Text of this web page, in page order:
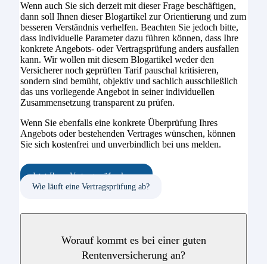
Wenn auch Sie sich derzeit mit dieser Frage beschäftigen,
dann soll Ihnen dieser Blogartikel zur Orientierung und zum
besseren Verständnis verhelfen. Beachten Sie jedoch bitte,
dass individuelle Parameter dazu führen können, dass Ihre
konkrete Angebots- oder Vertragsprüfung anders ausfallen
kann. Wir wollen mit diesem Blogartikel weder den
Versicherer noch geprüften Tarif pauschal kritisieren,
sondern sind bemüht, objektiv und sachlich ausschließlich
das uns vorliegende Angebot in seiner individuellen
Zusammensetzung transparent zu prüfen.
Wenn Sie ebenfalls eine konkrete Überprüfung Ihres
Angebots oder bestehenden Vertrages wünschen, können
Sie sich kostenfrei und unverbindlich bei uns melden.
Jetzt Ihren Vertrag prüfen lassen
Wie läuft eine Vertragsprüfung ab?
Worauf kommt es bei einer guten
Rentenversicherung an?